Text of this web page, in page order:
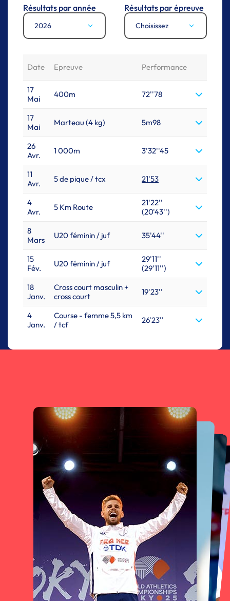
Résultats par année
2026
Résultats par épreuve
Choisissez
Date Epreuve Performance
17
Mai
400m 72''78
17
Mai
Marteau (4 kg) 5m98
26
Avr.
1 000m 3'32''45
11
Avr.
5 de pique / tcx 21'53
4
Avr.
5 Km Route
21'22''
(20'43'')
8
Mars
U20 féminin / juf 35'44''
15
Fév.
U20 féminin / juf
29'11''
(29'11'')
18
Janv.
Cross court masculin +
cross court
19'23''
4
Janv.
Course - femme 5,5 km
/ tcf
26'23''